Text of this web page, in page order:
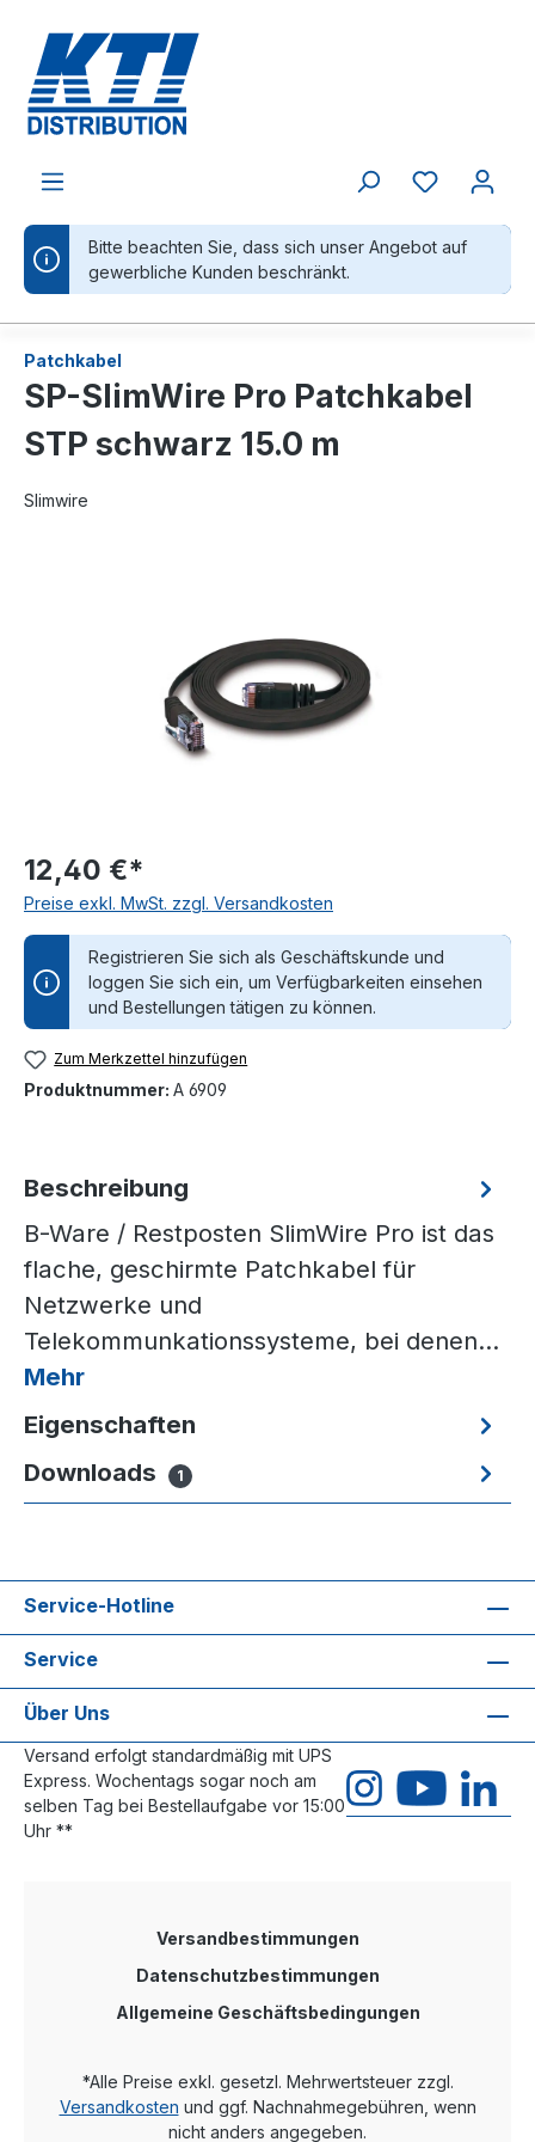
Bitte beachten Sie, dass sich unser Angebot auf
gewerbliche Kunden beschränkt.
Patchkabel
SP-SlimWire Pro Patchkabel
STP schwarz 15.0 m
Slimwire
12,40 €*
Preise exkl. MwSt. zzgl. Versandkosten
Registrieren Sie sich als Geschäftskunde und
loggen Sie sich ein, um Verfügbarkeiten einsehen
und Bestellungen tätigen zu können.
Zum Merkzettel hinzufügen
Produktnummer: A 6909
Beschreibung
B-Ware / Restposten SlimWire Pro ist das
flache, geschirmte Patchkabel für
Netzwerke und
Telekommunkationssysteme, bei denen…
Mehr
Eigenschaften
Downloads
1
Service-Hotline
Service
Über Uns
Versand erfolgt standardmäßig mit UPS
Express. Wochentags sogar noch am
selben Tag bei Bestellaufgabe vor 15:00
Uhr **
Versandbestimmungen
Datenschutzbestimmungen
Allgemeine Geschäftsbedingungen
*Alle Preise exkl. gesetzl. Mehrwertsteuer zzgl.
Versandkosten und ggf. Nachnahmegebühren, wenn
nicht anders angegeben.